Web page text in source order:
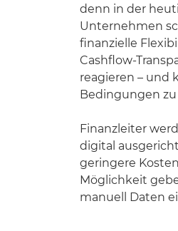
denn in der
Unternehmen
finanzielle
Cashflow-
reagieren – und
Bedingungen
Finanzleiter
digital
geringere
Möglichkeit
manuell Daten